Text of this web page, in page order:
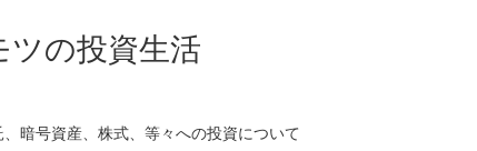
ツの投資生活
暗号資産、株式、等々への投資について